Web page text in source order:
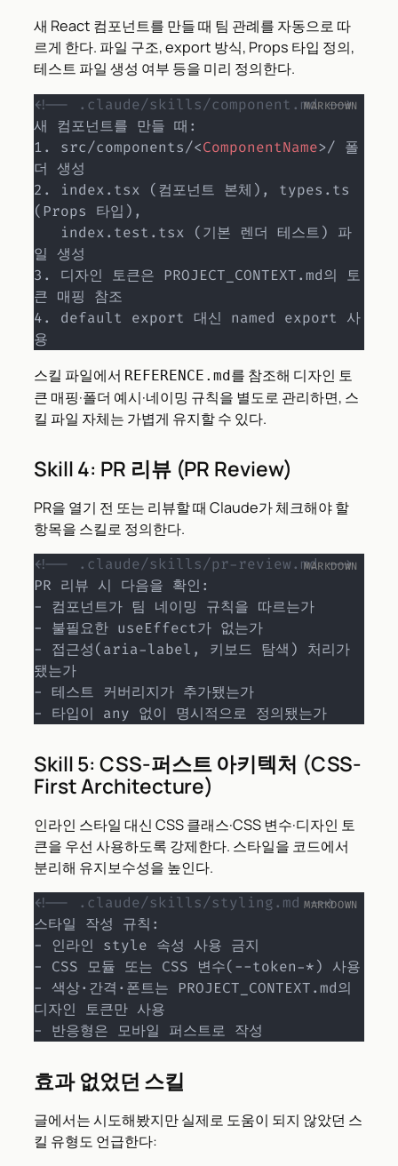
새 React 컴포넌트를 만들 때 팀 관례를 자동으로 따
르게 한다. 파일 구조, export 방식, Props 타입 정의,
테스트 파일 생성 여부 등을 미리 정의한다.
<!-- .claude/skills/component.md -->
1.
src/components/<ComponentName>/ 폴
2.
index.tsx (컴포넌트 본체), types.ts
(Props 타입),
3.
디자인 토큰은 PROJECT_CONTEXT.md의 토
4.
default export 대신 named export 사
용
스킬 파일에서 REFERENCE.md를 참조해 디자인 토
큰 매핑·폴더 예시·네이밍 규칙을 별도로 관리하면, 스
킬 파일 자체는 가볍게 유지할 수 있다.
Skill 4: PR 리뷰 (PR Review)
PR을 열기 전 또는 리뷰할 때 Claude가 체크해야 할
항목을 스킬로 정의한다.
<!-- .claude/skills/pr-review.md -->
-
-
- 접근성(aria-label, 키보드 탐색) 처리가
-
- 타입이 any 없이 명시적으로 정의됐는가
Skill 5: CSS-퍼스트 아키텍처 (CSS-
First Architecture)
인라인 스타일 대신 CSS 클래스·CSS 변수·디자인 토
큰을 우선 사용하도록 강제한다. 스타일을 코드에서
분리해 유지보수성을 높인다.
<!-- .claude/skills/styling.md -->
-
-
- 색상·간격·폰트는 PROJECT_CONTEXT.md의
- 반응형은 모바일 퍼스트로 작성
효과 없었던 스킬
글에서는 시도해봤지만 실제로 도움이 되지 않았던 스
킬 유형도 언급한다: